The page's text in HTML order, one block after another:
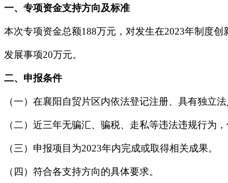
一、专项资金支持方向及标准
本次专项资金总额188万元，对发生在2023年制度
发展事项20万元。
二、申报条件
（一）在襄阳自贸片区内依法登记注册、具有独立
（二）近三年无骗汇、骗税、走私等违法违规行为
（三）申报项目为2023年内完成或取得相关成果。
（四）符合各支持方向的具体要求。